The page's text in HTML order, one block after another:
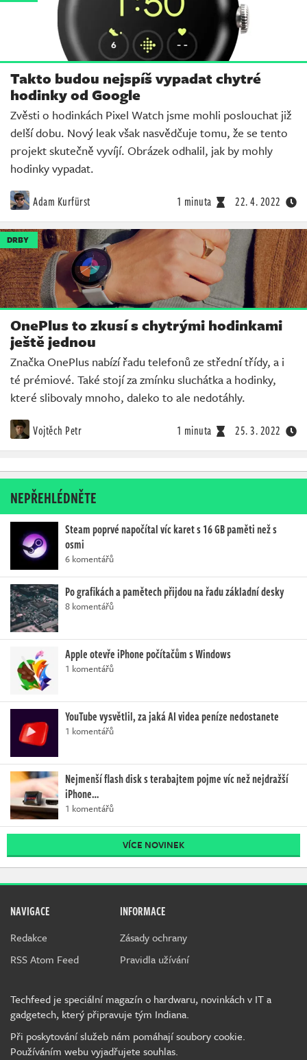
Takto budou nejspíš vypadat chytré
hodinky od Google
Zvěsti o hodinkách Pixel Watch jsme mohli poslouchat již
delší dobu. Nový leak však nasvědčuje tomu, že se tento
projekt skutečně vyvíjí. Obrázek odhalil, jak by mohly
hodinky vypadat.
Adam Kurfürst 1 minuta 22. 4. 2022
DRBY
OnePlus to zkusí s chytrými hodinkami
ještě jednou
Značka OnePlus nabízí řadu telefonů ze střední třídy, a i
té prémiové. Také stojí za zmínku sluchátka a hodinky,
které slibovaly mnoho, daleko to ale nedotáhly.
Vojtěch Petr 1 minuta 25. 3. 2022
NEPŘEHLÉDNĚTE
Steam poprvé napočítal víc karet s 16 GB paměti než s
osmi
6 komentářů
Po grafikách a pamětech přijdou na řadu základní desky
8 komentářů
Apple otevře iPhone počítačům s Windows
1 komentářů
YouTube vysvětlil, za jaká AI videa peníze nedostanete
1 komentářů
Nejmenší flash disk s terabajtem pojme víc než nejdražší
iPhone…
1 komentářů
VÍCE NOVINEK
NAVIGACE
Redakce
RSS Atom Feed
INFORMACE
Zásady ochrany
Pravidla užívání
Techfeed je speciální magazín o hardwaru, novinkách v IT a
gadgetech, který připravuje tým Indiana.
Při poskytování služeb nám pomáhají soubory cookie.
Používáním webu vyjadřujete souhlas.